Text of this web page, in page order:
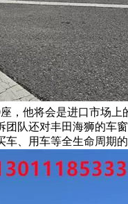
，他将会是进口市场
队还对丰田海狮的车
、用车等全生命周期